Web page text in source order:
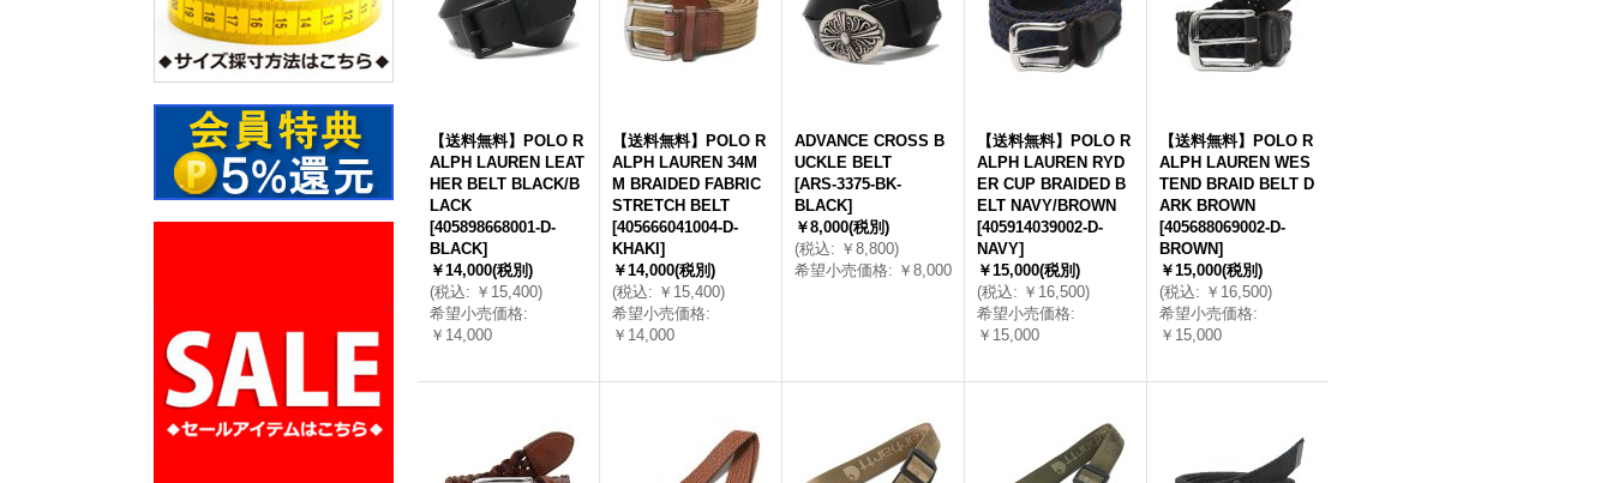
【送料無料】POLO R
ALPH LAUREN LEAT
HER BELT BLACK/B
LACK
[405898668001-D-
BLACK]
￥14,000(税別)
(税込: ￥15,400)
希望小売価格:
￥14,000
【送料無料】POLO R
ALPH LAUREN 34M
M BRAIDED FABRIC
STRETCH BELT
[405666041004-D-
KHAKI ]
￥14,000(税別)
(税込: ￥15,400)
希望小売価格:
￥14,000
ADVANCE CROSS B
UCKLE BELT
[ARS-3375-BK-
BLACK]
￥8,000(税別)
(税込: ￥8,800)
希望小売価格: ￥8,000
【送料無料】POLO R
ALPH LAUREN RYD
ER CUP BRAIDED B
ELT NAVY/BROWN
[405914039002-D-
NAVY]
￥15,000(税別)
(税込: ￥16,500)
希望小売価格:
￥15,000
【送料無料】POLO R
ALPH LAUREN WES
TEND BRAID BELT D
ARK BROWN
[405688069002-D-
BROWN]
￥15,000(税別)
(税込: ￥16,500)
希望小売価格:
￥15,000